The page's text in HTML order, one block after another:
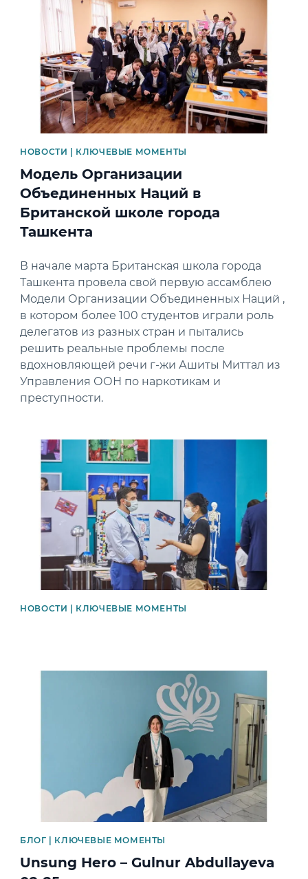
НОВОСТИ | КЛЮЧЕВЫЕ МОМЕНТЫ
Модель Организации
Объединенных Наций в
Британской школе города
Ташкента
В начале марта Британская школа города
Ташкента провела свой первую ассамблею
Модели Организации Объединенных Наций ,
в котором более 100 студентов играли роль
делегатов из разных стран и пытались
решить реальные проблемы после
вдохновляющей речи г-жи Ашиты Миттал из
Управления ООН по наркотикам и
преступности.
News image
НОВОСТИ | КЛЮЧЕВЫЕ МОМЕНТЫ
БЛОГ | КЛЮЧЕВЫЕ МОМЕНТЫ
Unsung Hero – Gulnur Abdullayeva